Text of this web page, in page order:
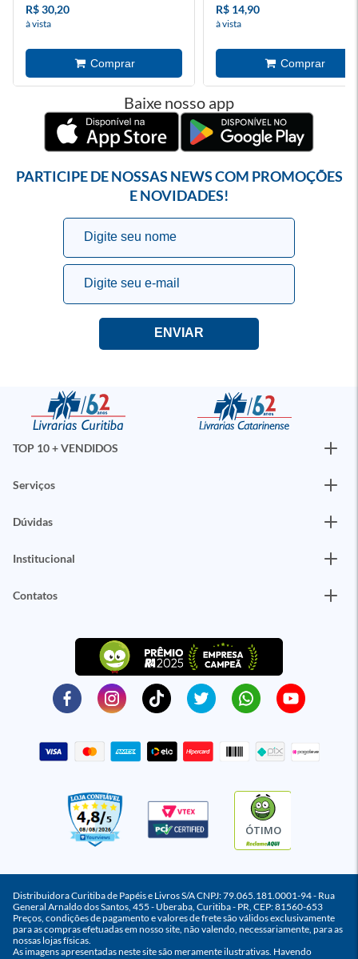
R$ 30,20
à vista
R$ 14,90
à vista
Baixe nosso app
PARTICIPE DE NOSSAS NEWS COM PROMOÇÕES
E NOVIDADES!
TOP 10 + VENDIDOS
Serviços
Dúvidas
Institucional
Contatos
ÓTIMO
Distribuidora Curitiba de Papéis e Livros S/A CNPJ: 79.065.181.0001-94 - Rua
General Arnaldo dos Santos, 455 - Uberaba, Curitiba - PR, CEP: 81560-653
Preços, condições de pagamento e valores de frete são válidos exclusivamente
para as compras efetuadas em nosso site, não valendo, necessariamente, para as
nossas lojas físicas.
As imagens apresentadas neste site são meramente ilustrativas. Havendo